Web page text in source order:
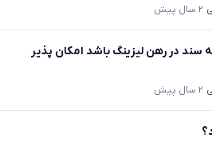
۲ سال پیش
سند در رهن لیزینگ باشد امکان پذیر
۲ سال پیش